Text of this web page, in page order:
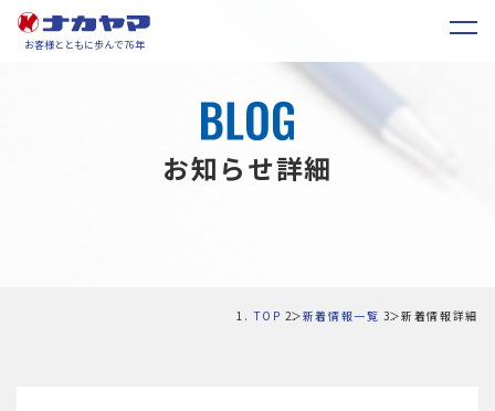
お客様とともに歩んで76年
お知らせ詳細
TOP 新着情報一覧 新着情報詳細